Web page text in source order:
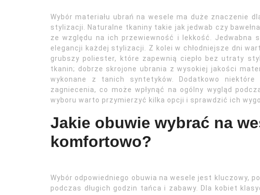
Wybór materiału ubrań na wesele ma duże znaczenie
stylizacji. Naturalne tkaniny takie jak jedwab czy
ze względu na ich przewiewność i lekkość. Jedwabna
elegancji każdej stylizacji. Z kolei w chłodniejsze dni
grubszy poliester, które zapewnią ciepło bez utraty
tkanin; dobrze skrojone ubrania z wysokiej jakości
wykonane z tanich syntetyków. Dodatkowo
zagniecenia, co może wpłynąć na ogólny wygląd
wyboru warto przymierzyć kilka opcji i sprawdzić ich
Jakie obuwie wybrać na
komfortowo?
Wybór odpowiedniego obuwia na wesele jest kluczowy,
podczas długich godzin tańca i zabawy. Dla kobiet